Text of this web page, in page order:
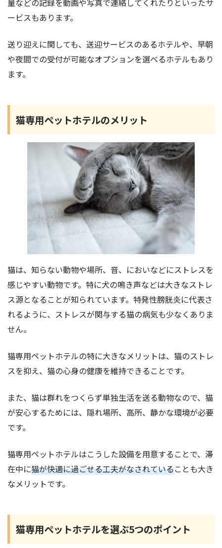
量などの記録を動画や写真で連絡してくれたりといったサ
ービスもあります。
送り迎えに関しても、送迎サービスのあるホテルや、早朝
や夜間での受付が可能なオプションを選べるホテルもあり
ます。
猫専用ペットホテルのメリット
猫は、知らない動物や場所、音、においなどにストレスを
感じやすい動物です。特に犬の鳴き声などは大きなストレ
ス源となることが知られています。特発性膀胱炎に代表さ
れるように、ストレスが関与する猫の病気も少なくありま
せん。
猫専用ペットホテルの特に大きなメリットは、猫のストレ
スを抑え、猫の心身の健康を維持できることです。
また、猫は群れをつくらず単独生活を送る動物なので、猫
が安心するためには、隠れ場所、高所、静かな環境が必要
です。
猫専用ペットホテルはこうした設備を用意することで、滞
在中に猫が快適に過ごせる工夫がなされていることも大き
なメリットです。
猫専用ペットホテルを選ぶ5つのポイント